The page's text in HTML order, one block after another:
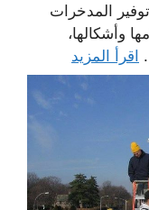
المدخرات
وأشكالها،
اقرأ المزيد